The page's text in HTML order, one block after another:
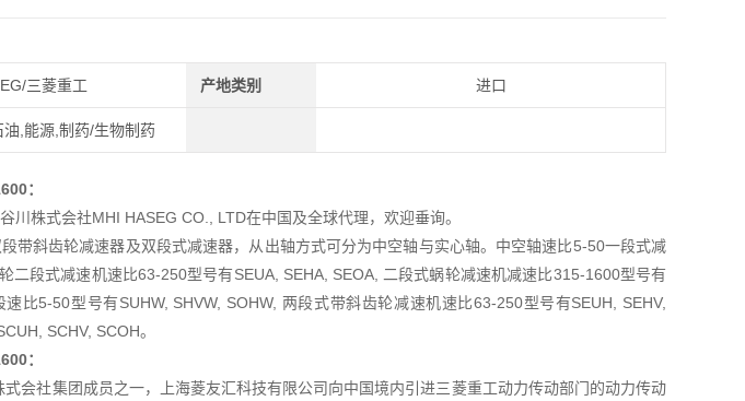
三菱重工 产地类别 进口
,能源,制药/生物制药
：
川株式会社MHI HASEG CO., LTD在中国及全球代理，欢迎垂询。
带斜齿轮减速器及双段式减速器，从出轴方式可分为中空轴与实心轴。中空轴速比5-50一段式减
二段式减速机速比63-250型号有SEUA, SEHA, SEOA, 二段式蜗轮减速机减速比315-1600型号有
比5-50型号有SUHW, SHVW, SOHW, 两段式带斜齿轮减速机速比63-250型号有SEUH, SEHV,
SCHV, SCOH。
：
会社集团成员之一，上海菱友汇科技有限公司向中国境内引进三菱重工动力传动部门的动力传动